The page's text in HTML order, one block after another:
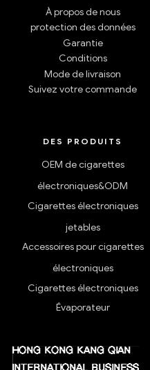
À propos de nous
protection des données
Garantie
Conditions
Mode de livraison
Suivez votre commande
DES PRODUITS
OEM de cigarettes
électroniques&ODM
Cigarettes électroniques
jetables
Accessoires pour cigarettes
électroniques
Cigarettes électroniques
Évaporateur